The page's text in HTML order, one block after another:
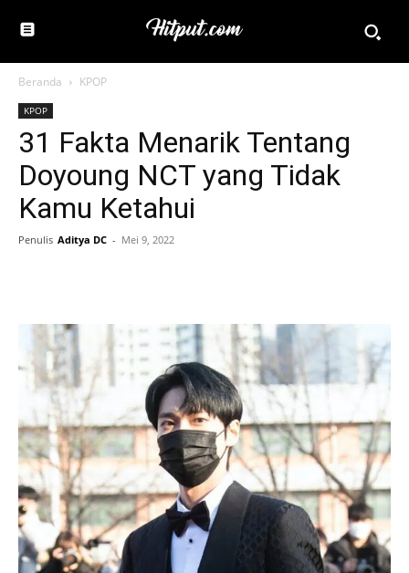
Beranda KPOP
KPOP
31 Fakta Menarik Tentang
Doyoung NCT yang Tidak
Kamu Ketahui
Penulis Aditya DC - Mei 9, 2022